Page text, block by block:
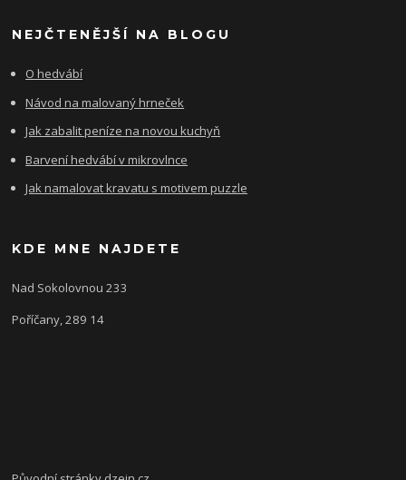
NEJČTENĚJŠÍ NA BLOGU
O hedvábí
Návod na malovaný hrneček
Jak zabalit peníze na novou kuchyň
Barvení hedvábí v mikrovlnce
Jak namalovat kravatu s motivem puzzle
KDE MNE NAJDETE
Nad Sokolovnou 233
Poříčany, 289 14